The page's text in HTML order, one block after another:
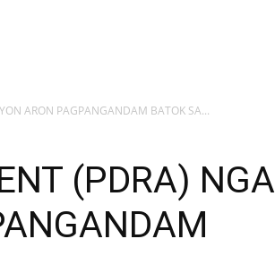
ARON PAGPANGANDAM BATOK SA...
(PDRA) NGA